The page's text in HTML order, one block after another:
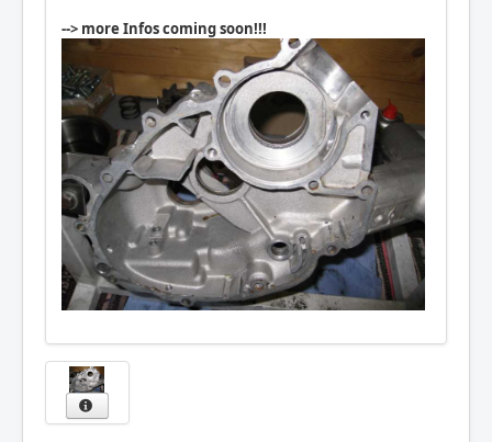
--> more Infos coming soon!!!